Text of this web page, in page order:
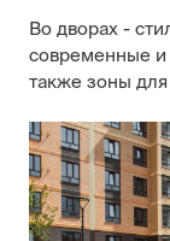
Во дворах -
современные и
также зоны